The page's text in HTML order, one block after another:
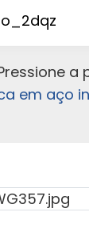
a
em aço